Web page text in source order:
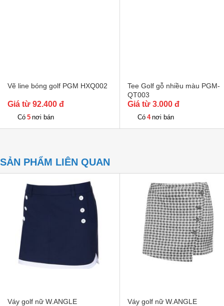
Vẽ line bóng golf PGM HXQ002
Giá từ 92.400 đ
Có 5 nơi bán
Tee Golf gỗ nhiều màu PGM-
QT003
Giá từ 3.000 đ
Có 4 nơi bán
SẢN PHẨM LIÊN QUAN
Váy golf nữ W.ANGLE
Váy golf nữ W.ANGLE